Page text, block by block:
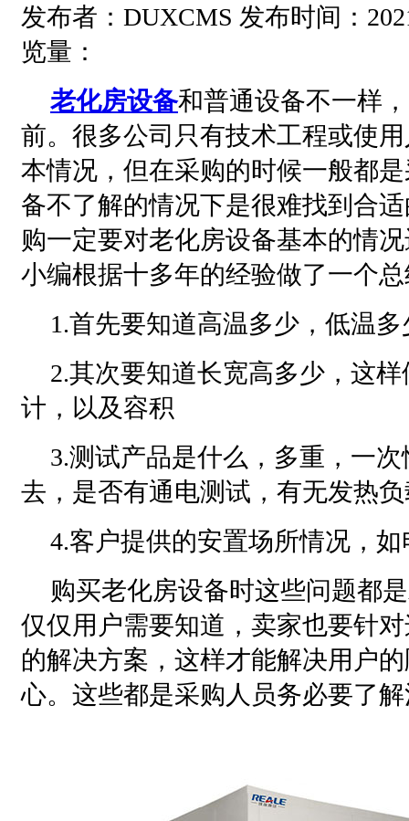
发布者：DUXCMS 发布时间：
览量：
老化房设备和普通设备不一样
前。很多公司只有技术工程或使
本情况，但在采购的时候一般都
备不了解的情况下是很难找到合
购一定要对老化房设备基本的情
小编根据十多年的经验做了一个
1.首先要知道高温多少，低温多
2.其次要知道长宽高多少，这
计，以及容积
3.测试产品是什么，多重，一
去，是否有通电测试，有无发热
4.客户提供的安置场所情况，
购买老化房设备时这些问题都
仅仅用户需要知道，卖家也要针
的解决方案，这样才能解决用户
心。这些都是采购人员务必要了